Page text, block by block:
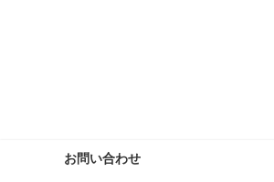
お問い合わせ